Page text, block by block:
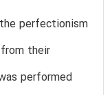
perfectionism
their
performed